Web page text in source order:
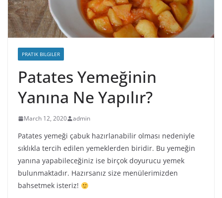
PRATIK BILGILER
Patates Yemeğinin
Yanına Ne Yapılır?
March 12, 2020 admin
Patates yemeği çabuk hazırlanabilir olması nedeniyle
sıklıkla tercih edilen yemeklerden biridir. Bu yemeğin
yanına yapabileceğiniz ise birçok doyurucu yemek
bulunmaktadır. Hazırsanız size menülerimizden
bahsetmek isteriz!